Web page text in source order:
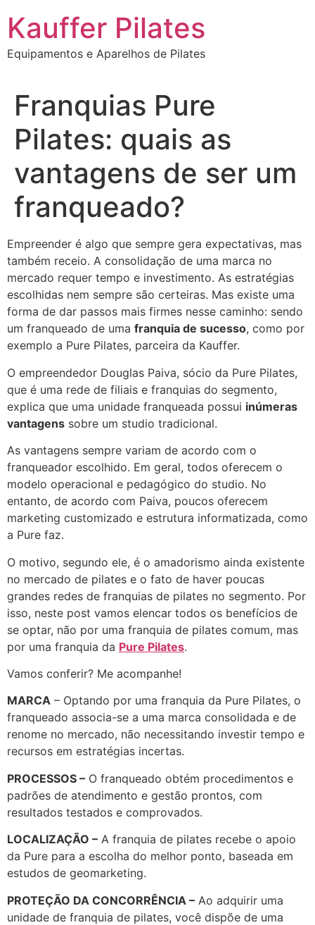
para
conteúdo
Kauffer Pilates
Equipamentos e Aparelhos de Pilates
Franquias Pure
Pilates: quais as
vantagens de ser um
franqueado?
Empreender é algo que sempre gera expectativas, mas
também receio. A consolidação de uma marca no
mercado requer tempo e investimento. As estratégias
escolhidas nem sempre são certeiras. Mas existe uma
forma de dar passos mais firmes nesse caminho: sendo
um franqueado de uma franquia de sucesso, como por
exemplo a Pure Pilates, parceira da Kauffer.
O empreendedor Douglas Paiva, sócio da Pure Pilates,
que é uma rede de filiais e franquias do segmento,
explica que uma unidade franqueada possui inúmeras
vantagens sobre um studio tradicional.
As vantagens sempre variam de acordo com o
franqueador escolhido. Em geral, todos oferecem o
modelo operacional e pedagógico do studio. No
entanto, de acordo com Paiva, poucos oferecem
marketing customizado e estrutura informatizada, como
a Pure faz.
O motivo, segundo ele, é o amadorismo ainda existente
no mercado de pilates e o fato de haver poucas
grandes redes de franquias de pilates no segmento. Por
isso, neste post vamos elencar todos os benefícios de
se optar, não por uma franquia de pilates comum, mas
por uma franquia da Pure Pilates.
Vamos conferir? Me acompanhe!
MARCA – Optando por uma franquia da Pure Pilates, o
franqueado associa-se a uma marca consolidada e de
renome no mercado, não necessitando investir tempo e
recursos em estratégias incertas.
PROCESSOS – O franqueado obtém procedimentos e
padrões de atendimento e gestão prontos, com
resultados testados e comprovados.
LOCALIZAÇÃO – A franquia de pilates recebe o apoio
da Pure para a escolha do melhor ponto, baseada em
estudos de geomarketing.
PROTEÇÃO DA CONCORRÊNCIA – Ao adquirir uma
unidade de franquia de pilates, você dispõe de uma